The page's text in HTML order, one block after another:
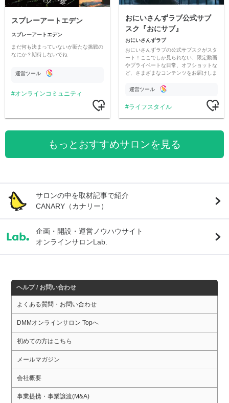
スプレーアートエデン
スプレーアートエデン
まだ何も決まっていないが新たな挑戦の
なにか？期待しないでね
運営ツール
オンラインコミュニティ
おにいさんずラブ公式サブ
スク『おにサブ』
おにいさんずラブ
おにいさんずラブの公式サブスクがスタ
ート！ここでしか見られない、限定動画
やプライベートな日常、オフショットな
ど、さまざまなコンテンツをお届けしま
運営ツール
ライフスタイル
もっとおすすめサロンを見る
サロンの中を取材記事で紹介
CANARY（カナリー）
企画・開設・運営ノウハウサイト
オンラインサロンLab.
ヘルプ / お問い合わせ
よくある質問・お問い合わせ
DMMオンラインサロン Topへ
初めての方はこちら
メールマガジン
会社概要
事業提携・事業譲渡(M&A)